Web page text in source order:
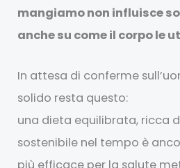
mangiamo non influisce
anche su come il corpo le
In attesa di conferme
solido resta questo:
una dieta equilibrata, ricca
sostenibile nel tempo è
più efficace per la salute